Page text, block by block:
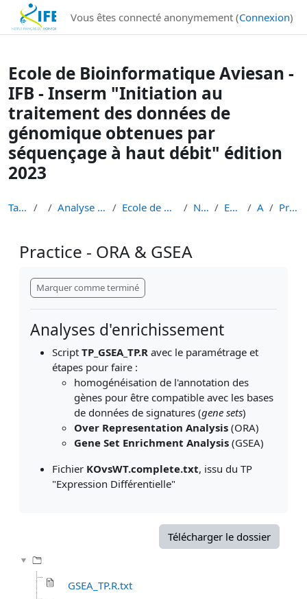
Institut Français de Bioinformatique - Les formations
Passer au contenu principalVous êtes connecté anonymement (Connexion)
Ecole de Bioinformatique Aviesan -
IFB - Inserm "Initiation au
traitement des données de
génomique obtenues par
séquençage à haut débit" édition
2023
Tableau de bord Cours Analyse de données de séquençage haut débit Ecole de Bioinformatique - IFB - Inserm - INRAe EB... Niveau 1 débutant EBAII Niveau 1 2023 Atelier RNA Practice - ORA & GSEA
Practice - ORA & GSEA
Marquer comme terminé
Analyses d'enrichissement
Script TP_ GSEA_TP.R avec le paramétrage et
étapes pour faire :
homogénéisation de l'annotation des
gènes pour être compatible avec les bases
de données de signatures (gene sets)
Over Representation Analysis (ORA)
Gene Set Enrichment Analysis (GSEA)
Fichier KOvsWT.complete.txt, issu du TP
"Expression Différentielle"
Télécharger le dossier
GSEA_TP.R.txt